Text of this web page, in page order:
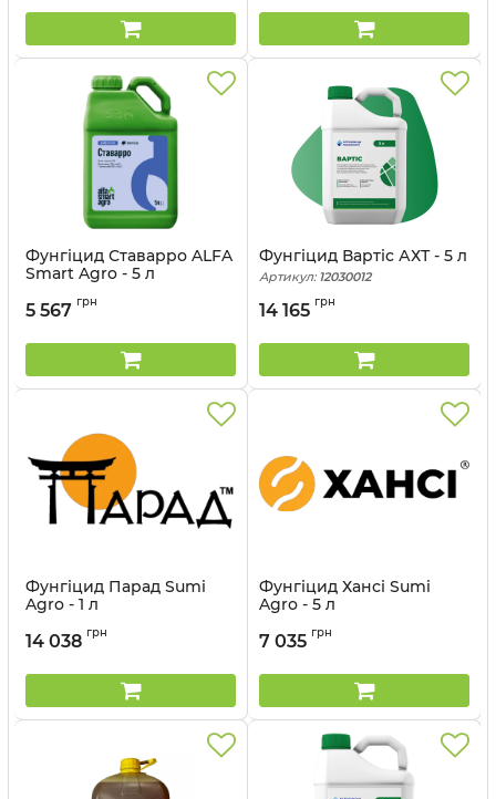
Фунгіцид Ставарро ALFA
Smart Agro - 5 л
5 567 грн
Фунгіцид Вартіс АХТ - 5 л
Артикул: 12030012
14 165 грн
Фунгіцид Парад Sumi
Agro - 1 л
14 038 грн
Фунгіцид Хансі Sumi
Agro - 5 л
7 035 грн